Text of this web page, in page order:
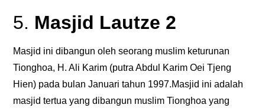
5. Masjid Lautze 2
Masjid ini dibangun oleh seorang muslim keturunan
Tionghoa, H. Ali Karim (putra Abdul Karim Oei Tjeng
Hien) pada bulan Januari tahun 1997.Masjid ini adalah
masjid tertua yang dibangun muslim Tionghoa yang